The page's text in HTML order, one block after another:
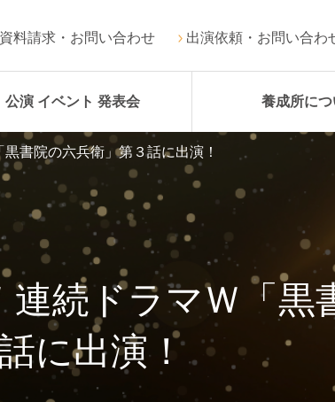
資料請求・お問い合わせ 出演依頼・お問い合わ
公演 イベント 発表会 養成所につ
続ドラマＷ「黒
に出演！
書院の六兵衛」第３話に出演！